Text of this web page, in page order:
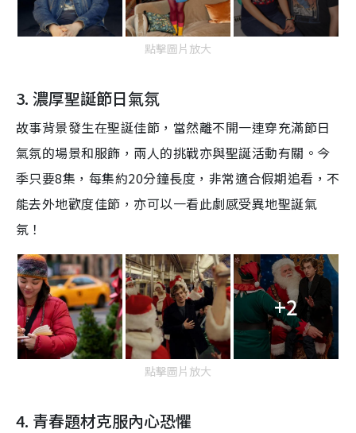
點擊圖片放大
3. 濃厚聖誕節日氣氛
故事背景發生在聖誕佳節 ， 當然離不開一連穿充滿節日
氣氛的場景和服飾，兩人的挑戰亦與聖誕活動有關。今
季只要8集，每集約20分鐘長度，非常適合假期追看，不
能去外地歡度佳節，亦可以一看此劇感受異地聖誕氣
氛！
+2
點擊圖片放大
4. 青春題材克服內心恐懼